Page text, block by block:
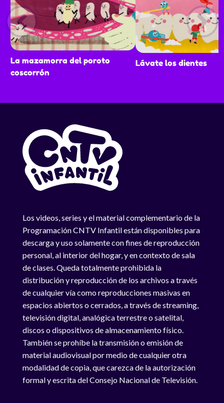
La mazamorra del poroto
coscorrón
Lávate los dientes
Los videos, series y el material complementario de la
Programación CNTV Infantil están disponibles para
descarga y uso solamente con fines de reproducción
personal, al interior del hogar, y en contexto de sala
de clases. Queda totalmente prohibida la
distribución y reproducción de los archivos a través
de cualquier vía como reproducciones masivas en
espacios abiertos o cerrados, a través de streaming,
televisión digital, analógica terrestre o satelital,
discos o dispositivos de almacenamiento físico.
También se prohíbe la transmisión o emisión de
material audiovisual por medio de cualquier otra
modalidad de copia, que carezca de la autorización
formal y escrita del Consejo Nacional de Televisión.